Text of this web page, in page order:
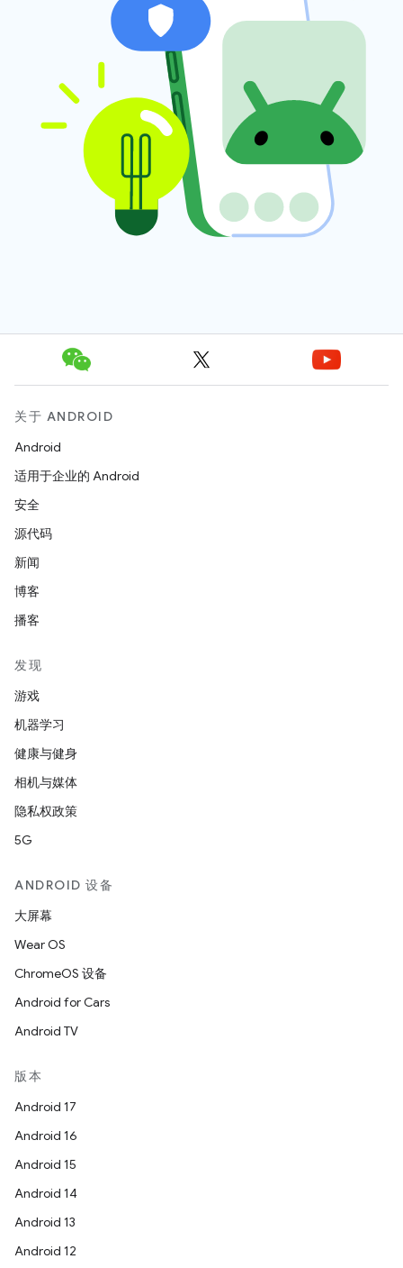
关于 ANDROID
Android
适用于企业的 Android
安全
源代码
新闻
博客
播客
发现
游戏
机器学习
健康与健身
相机与媒体
隐私权政策
5G
ANDROID 设备
大屏幕
Wear OS
ChromeOS 设备
Android for Cars
Android TV
版本
Android 17
Android 16
Android 15
Android 14
Android 13
Android 12